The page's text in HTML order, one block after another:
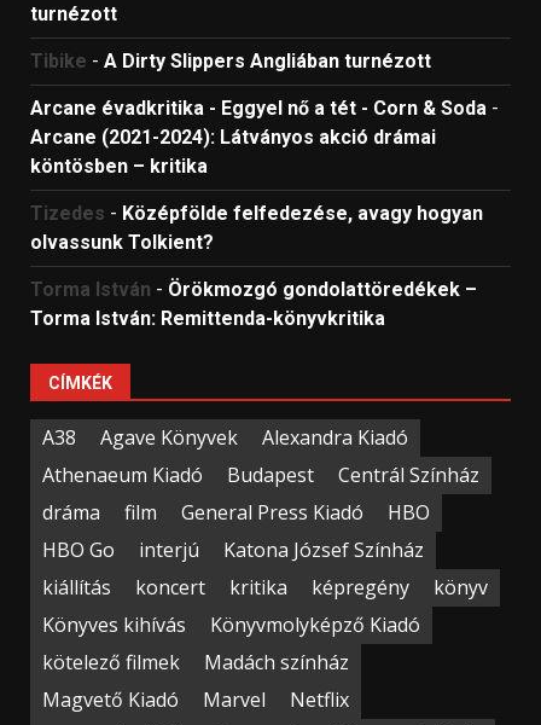
turnézott
Tibike - A Dirty Slippers Angliában turnézott
Arcane évadkritika - Eggyel nő a tét - Corn & Soda -
Arcane (2021-2024): Látványos akció drámai
köntösben – kritika
Tizedes - Középfölde felfedezése, avagy hogyan
olvassunk Tolkient?
Torma István - Örökmozgó gondolattöredékek –
Torma István: Remittenda-könyvkritika
CÍMKÉK
A38 Agave Könyvek
Alexandra Kiadó
Athenaeum Kiadó
Budapest
Centrál Színház
dráma
film General Press Kiadó
HBO
HBO Go
interjú
Katona József Színház
kiállítás
koncert kritika képregény
könyv
Könyves kihívás
Könyvmolyképző Kiadó
kötelező filmek
Madách színház
Magvető Kiadó
Marvel
Netflix